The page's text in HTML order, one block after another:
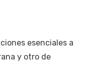
esenciales a
y otro de